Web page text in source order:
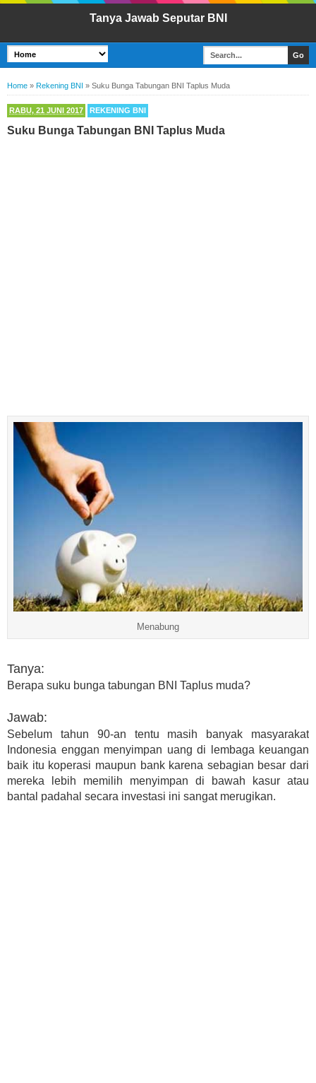
Tanya Jawab Seputar BNI
Home » Rekening BNI » Suku Bunga Tabungan BNI Taplus Muda
RABU, 21 JUNI 2017 REKENING BNI
Suku Bunga Tabungan BNI Taplus Muda
Menabung
Tanya:
Berapa suku bunga tabungan BNI Taplus muda?
Jawab:
Sebelum tahun 90-an tentu masih banyak masyarakat
Indonesia enggan menyimpan uang di lembaga keuangan
baik itu koperasi maupun bank karena sebagian besar dari
mereka lebih memilih menyimpan di bawah kasur atau
bantal padahal secara investasi ini sangat merugikan.